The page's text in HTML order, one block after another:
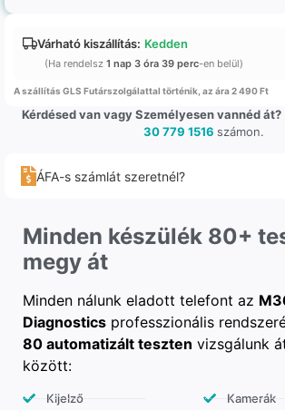
Várható kiszállítás: Kedden
(Ha rendelsz 1 nap 3 óra 39 perc-en belül)
A szállítás GLS Futárszolgálattal történik, az ára 2 490 Ft
Kérdésed van vagy Személyesen vannéd át?
30 779 1516 számon.
ÁFA-s számlát szeretnél?
Minden készülék 80+
megy át
Minden nálunk eladott telefont az
Diagnostics professzionális
80 automatizált teszten vizsgálunk
között:
Kijelző
Kamerák